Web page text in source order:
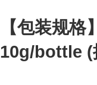
【包装规
10g/bottle (